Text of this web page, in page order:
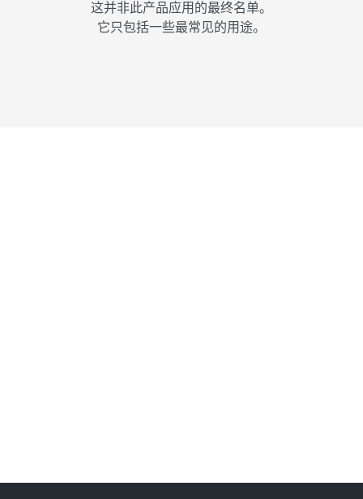
这并非此产品应用的最终名单。
它只包括一些最常见的用途。